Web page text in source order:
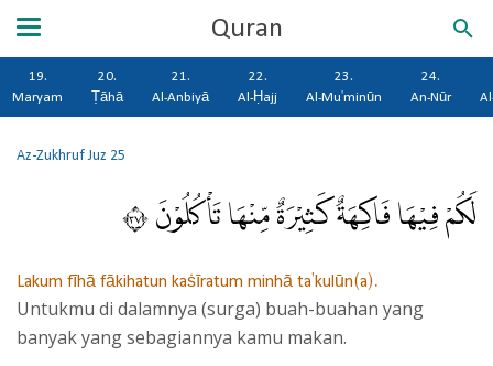
Quran
19.
Maryam
20.
Ṭāhā
21.
Al-Anbiyā
22.
Al-Ḥajj
23.
Al-Mu'minūn
24.
An-Nūr
Az-ZukhrufJuz 25
لَكُمْ فِيْهَا فَاكِهَةٌ كَثِيْرَةٌ مِّنْهَا تَأْكُلُوْنَ ٧٣
Lakum fīhā fākihatun kaṡīratum minhā ta'kulūn(a).
Untukmu di dalamnya (surga) buah-buahan yang
banyak yang sebagiannya kamu makan.